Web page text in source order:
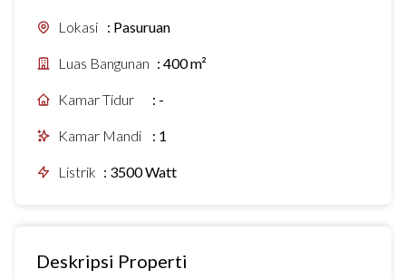
Lokasi : Pasuruan
Luas Bangunan : 400 m²
Kamar Tidur : -
Kamar Mandi : 1
Listrik : 3500 Watt
Deskripsi Properti